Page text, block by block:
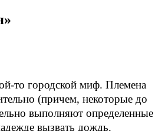
то городской миф. Племена
(причем, некоторые до
выполняют определенные
вызвать дождь.